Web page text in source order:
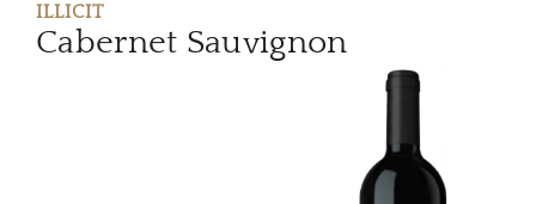
ILLICIT
Cabernet Sauvignon